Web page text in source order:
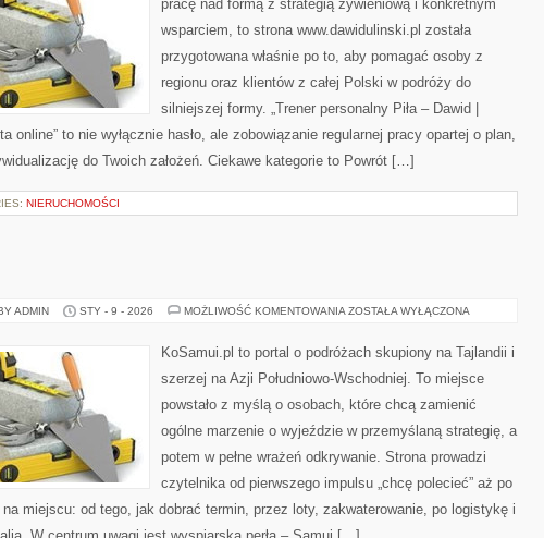
pracę nad formą z strategią żywieniową i konkretnym
wsparciem, to strona www.dawidulinski.pl została
przygotowana właśnie po to, aby pomagać osoby z
regionu oraz klientów z całej Polski w podróży do
silniejszej formy. „Trener personalny Piła – Dawid |
online” to nie wyłącznie hasło, ale zobowiązanie regularnej pracy opartej o plan,
do Twoich założeń. Ciekawe kategorie to Powrót […]
NIERUCHOMOŚCI
ADMIN STY - 9 - 2026 MOŻLIWOŚĆ KOMENTOWANIA OMAN
ZOSTAŁA WYŁĄCZONA
KoSamui.pl to portal o podróżach skupiony na Tajlandii i
szerzej na Azji Południowo-Wschodniej. To miejsce
powstało z myślą o osobach, które chcą zamienić
ogólne marzenie o wyjeździe w przemyślaną strategię, a
potem w pełne wrażeń odkrywanie. Strona prowadzi
czytelnika od pierwszego impulsu „chcę polecieć” aż po
miejscu: od tego, jak dobrać termin, przez loty, zakwaterowanie, po logistykę i